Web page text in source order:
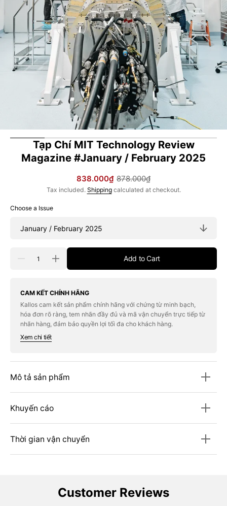
in
gallery
view
Tạp Chí MIT Technology Review
Magazine #January / February 2025
Sale
price
838.000₫
Regular
price
878.000₫
Tax included. Shippingcalculated at checkout.
Choose a Issue
Decrease
Chí
Technology
Review
Magazine
/
Increase
quantity
Chí
Technology
Review
Magazine
Add to Cart
CAM KẾT CHÍNH HÃNG
Kallos cam kết sản phẩm chính hãng với chứng từ minh bạch,
hóa đơn rõ ràng, tem nhãn đầy đủ và mã vận chuyển trực tiếp từ
nhãn hàng, đảm bảo quyền lợi tối đa cho khách hàng.
Xem chi tiết
Mô tả sản phẩm
Khuyến cáo
Thời gian vận chuyển
Customer Reviews